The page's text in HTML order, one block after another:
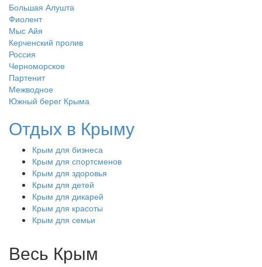
Большая Алушта
Фиолент
Мыс Айя
Керченский пролив
Россия
Черноморское
Партенит
Межводное
Южный берег Крыма
Отдых в Крыму
Крым для бизнеса
Крым для спортсменов
Крым для здоровья
Крым для детей
Крым для дикарей
Крым для красоты
Крым для семьи
Весь Крым